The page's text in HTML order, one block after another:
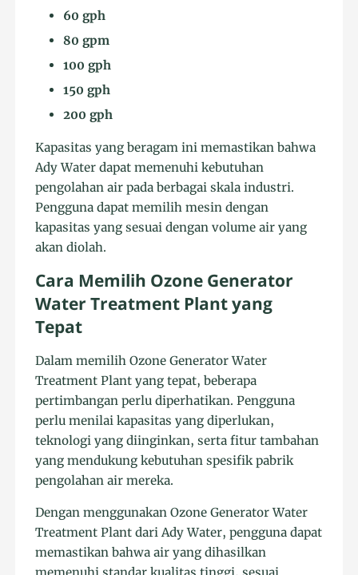
60 gph
80 gpm
100 gph
150 gph
200 gph
Kapasitas yang beragam ini memastikan bahwa
Ady Water dapat memenuhi kebutuhan
pengolahan air pada berbagai skala industri.
Pengguna dapat memilih mesin dengan
kapasitas yang sesuai dengan volume air yang
akan diolah.
Cara Memilih Ozone Generator
Water Treatment Plant yang
Tepat
Dalam memilih Ozone Generator Water
Treatment Plant yang tepat, beberapa
pertimbangan perlu diperhatikan. Pengguna
perlu menilai kapasitas yang diperlukan,
teknologi yang diinginkan, serta fitur tambahan
yang mendukung kebutuhan spesifik pabrik
pengolahan air mereka.
Dengan menggunakan Ozone Generator Water
Treatment Plant dari Ady Water, pengguna dapat
memastikan bahwa air yang dihasilkan